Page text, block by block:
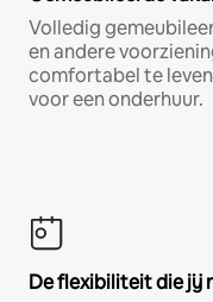
Volledig
en andere
comfortabel te
voor een onderhuur.
De flexibiliteit die jij